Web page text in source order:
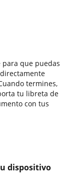
para que puedas
termines,
tu libreta de
con tus
dispositivo